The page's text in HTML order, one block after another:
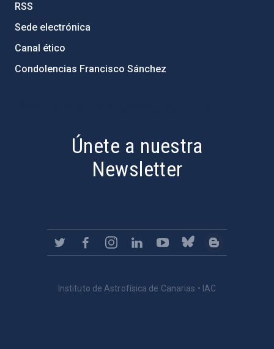
RSS
Sede electrónica
Canal ético
Condolencias Francisco Sánchez
Únete a nuestra
Newsletter
Instituto de Astrofísica de Canarias • IAC